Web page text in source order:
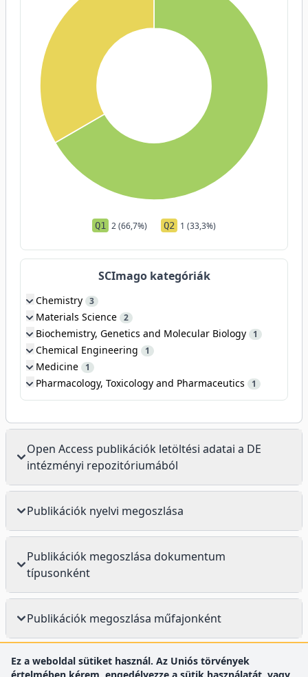
Q1 2 (66,7%) Q2 1 (33,3%)
SCImago kategóriák
Chemistry 3
Materials Science 2
Biochemistry, Genetics and Molecular Biology 1
Chemical Engineering 1
Medicine 1
Pharmacology, Toxicology and Pharmaceutics 1
Open Access publikációk letöltési adatai a DE
intézményi repozitóriumából
Publikációk nyelvi megoszlása
Publikációk megoszlása dokumentum
típusonként
Publikációk megoszlása műfajonként
Ez a weboldal sütiket használ. Az Uniós törvények